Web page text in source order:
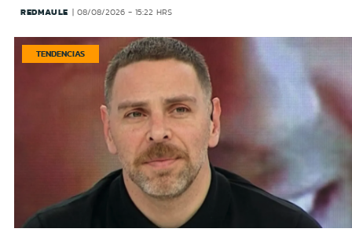
REDMAULE 08/08/2026 - 15:22 HRS
TENDENCIAS